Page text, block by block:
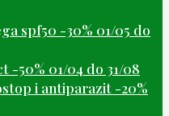
spf50 -30% 01/05 do
-50% 01/04 do 31/08
i antiparazit -20%